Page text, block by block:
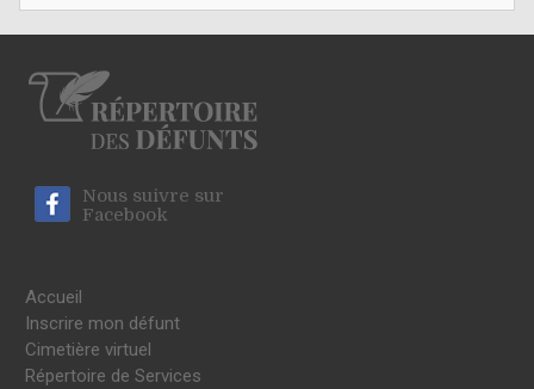
Nous suivre sur
Facebook
Accueil
Inscrire mon défunt
Cimetière virtuel
Répertoire de Services